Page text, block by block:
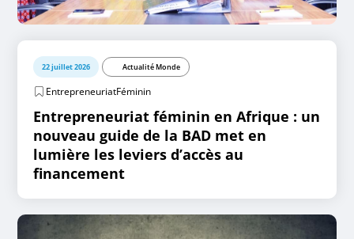
22 juillet 2026 Actualité Monde
EntrepreneuriatFéminin
Entrepreneuriat féminin en Afrique : un
nouveau guide de la BAD met en
lumière les leviers d’accès au
financement